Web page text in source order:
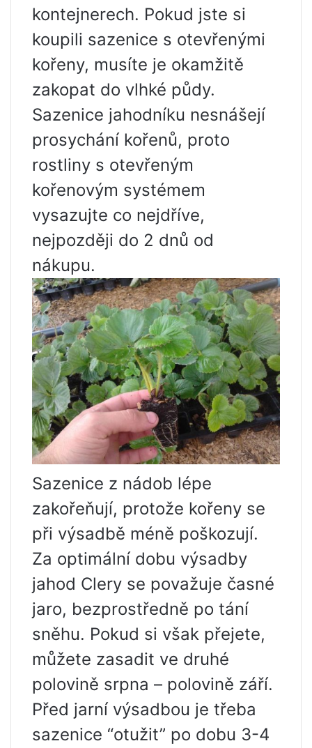
kontejnerech. Pokud jste si
koupili sazenice s otevřenými
kořeny, musíte je okamžitě
zakopat do vlhké půdy.
Sazenice jahodníku nesnášejí
prosychání kořenů, proto
rostliny s otevřeným
kořenovým systémem
vysazujte co nejdříve,
nejpozději do 2 dnů od
nákupu.
Sazenice z nádob lépe
zakořeňují, protože kořeny se
při výsadbě méně poškozují.
Za optimální dobu výsadby
jahod Clery se považuje časné
jaro, bezprostředně po tání
sněhu. Pokud si však přejete,
můžete zasadit ve druhé
polovině srpna – polovině září.
Před jarní výsadbou je třeba
sazenice “otužit” po dobu 3-4